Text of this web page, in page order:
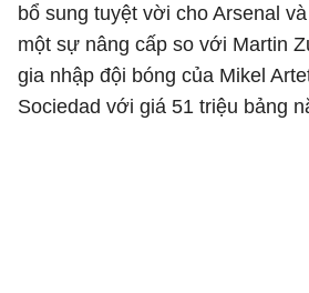
bổ sung tuyệt vời cho Arsenal
một sự nâng cấp so với Martin
gia nhập đội bóng của Mikel
Sociedad với giá 51 triệu bảng